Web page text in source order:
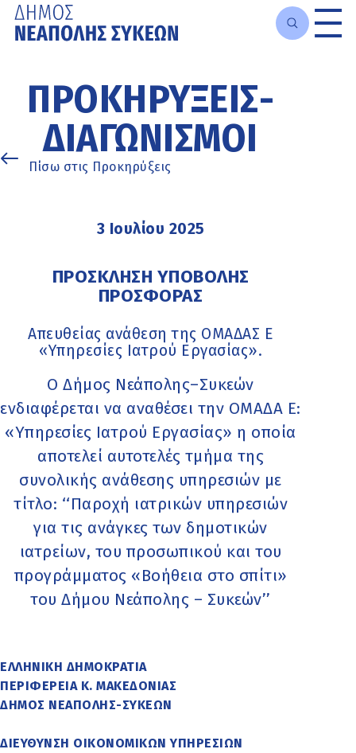
κυρίως
περιεχόμενο
ΠΡΟΚΗΡΎΞΕΙΣ-
ΔΙΑΓΩΝΙΣΜΟΊ
Πίσω στις Προκηρύξεις
3 Ιουλίου 2025
ΠΡΟΣΚΛΗΣΗ ΥΠΟΒΟΛΗΣ
ΠΡΟΣΦΟΡΑΣ
Απευθείας ανάθεση της ΟΜΑΔΑΣ Ε
«Υπηρεσίες Ιατρού Εργασίας».
Ο Δήμος Νεάπολης–Συκεών
ενδιαφέρεται να αναθέσει την ΟΜΑΔΑ Ε:
«Υπηρεσίες Ιατρού Εργασίας» η οποία
αποτελεί αυτοτελές τμήμα της
συνολικής ανάθεσης υπηρεσιών με
τίτλο: ‘‘Παροχή ιατρικών υπηρεσιών
για τις ανάγκες των δημοτικών
ιατρείων, του προσωπικού και του
προγράμματος «Βοήθεια στο σπίτι»
του Δήμου Νεάπολης – Συκεών’’
ΕΛΛΗΝΙΚΗ ΔΗΜΟΚΡΑΤΙΑ
ΠΕΡΙΦΕΡΕΙΑ Κ. ΜΑΚΕΔΟΝΙΑΣ
ΔΗΜΟΣ ΝΕΑΠΟΛΗΣ-ΣΥΚΕΩΝ
ΔΙΕΥΘΥΝΣΗ ΟΙΚΟΝΟΜΙΚΩΝ ΥΠΗΡΕΣΙΩΝ